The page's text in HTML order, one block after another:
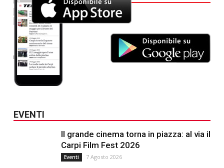
EVENTI
Il grande cinema torna in piazza: al via il
Carpi Film Fest 2026
Eventi 7 Agosto 2026